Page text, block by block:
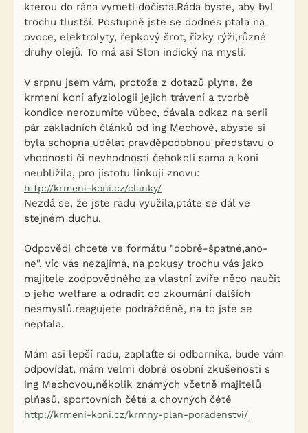
kterou do rána vymetl dočista.Ráda byste, aby byl
trochu tlustší. Postupně jste se dodnes ptala na
ovoce, elektrolyty, řepkový šrot, řízky rýži,různé
druhy olejů. To má asi Slon indický na mysli.
V srpnu jsem vám, protože z dotazů plyne, že
krmení koní afyziologii jejich trávení a tvorbě
kondice nerozumíte vůbec, dávala odkaz na serii
pár základních článků od ing Mechové, abyste si
byla schopna udělat pravděpodobnou představu o
vhodnosti či nevhodnosti čehokoli sama a koni
neublížila, pro jistotu linkuji znovu:
http://krmeni-koni.cz/clanky/
Nezdá se, že jste radu využila,ptáte se dál ve
stejném duchu.
Odpovědi chcete ve formátu "dobré-špatné,ano-
ne", víc vás nezajímá, na pokusy trochu vás jako
majitele zodpovědného za vlastní zvíře něco naučit
o jeho welfare a odradit od zkoumání dalších
nesmyslů.reagujete podrážděně, na to jste se
neptala.
Mám asi lepší radu, zaplaťte si odborníka, bude vám
odpovídat, mám velmi dobré osobní zkušenosti s
ing Mechovou,několik známých včetně majitelů
plňasů, sportovních čété a chovných čété
http://krmeni-koni.cz/krmny-plan-poradenstvi/